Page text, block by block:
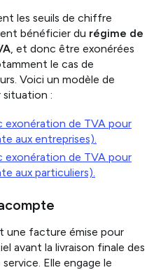
les seuils de chiffre
bénéficier du régime de
, et donc être exonérées
le cas de
Voici un modèle de
situation :
de TVA pour
aux entreprises).
de TVA pour
aux particuliers).
une facture émise pour
avant la livraison finale des
Elle engage le